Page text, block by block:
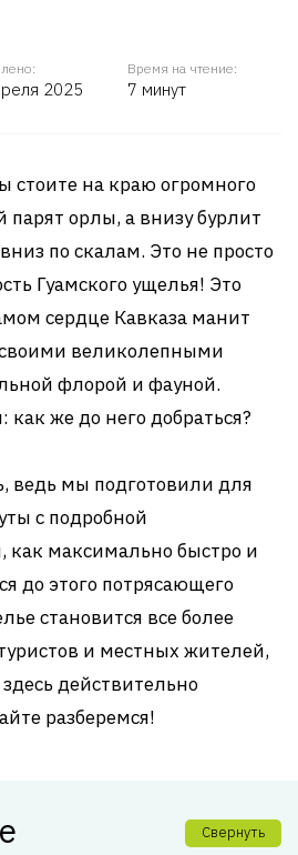
2025
Время на чтение:
7 минут
стоите на краю огромного
парят орлы, а внизу бурлит
по скалам. Это не просто
Гуамского ущелья! Это
сердце Кавказа манит
великолепными
флорой и фауной.
как же до него добраться?
ведь мы подготовили для
с подробной
максимально быстро и
до этого потрясающего
становится все более
и местных жителей,
действительно
разберемся!
Свернуть